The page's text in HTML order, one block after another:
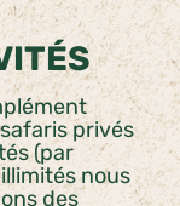
privés
(par
nous
des